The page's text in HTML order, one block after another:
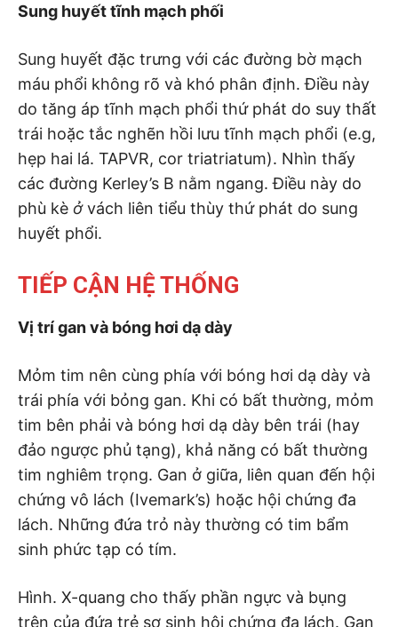
Sung huyết tĩnh mạch phối
Sung huyết đặc trưng với các đường bờ mạch
máu phổi không rõ và khó phân định. Điều này
do tăng áp tĩnh mạch phổi thứ phát do suy thất
trái hoặc tắc nghẽn hồi lưu tĩnh mạch phổi (e.g,
hẹp hai lá. TAPVR, cor triatriatum). Nhìn thấy
các đường Kerley’s B nằm ngang. Điều này do
phù kè ởvách liên tiểu thùy thứ phát do sung
huyết phổi.
TIẾP CẬN HỆ THỐNG
Vị trí gan và bóng hơi dạ dày
Mỏm tim nên cùng phía với bóng hơi dạ dày và
trái phía với bỏng gan. Khi có bất thường, mỏm
tim bên phải và bóng hơi dạ dày bên trái (hay
đảo ngược phủ tạng), khả năng có bất thường
tim nghiêm trọng. Gan ở giữa, liên quan đến hội
chứng vô lách (Ivemark’s) hoặc hội chứng đa
lách. Những đứa trỏ này thường có tim bẩm
sinh phức tạp có tím.
Hình. X-quang cho thấy phần ngực và bụng
trên của đứa trẻ sơ sinh hội chứng đa lách. Gan